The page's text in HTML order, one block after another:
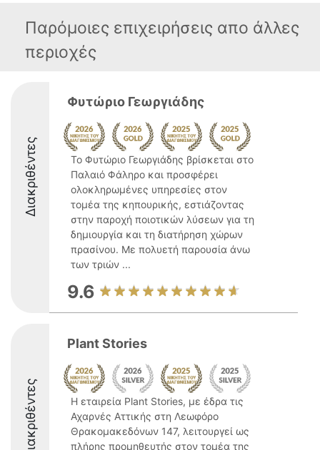
Παρόμοιες επιχειρήσεις απο άλλες
περιοχές
Διακριθέντες
Φυτώριο Γεωργιάδης
Το Φυτώριο Γεωργιάδης βρίσκεται στο
Παλαιό Φάληρο και προσφέρει
ολοκληρωμένες υπηρεσίες στον
τομέα της κηπουρικής, εστιάζοντας
στην παροχή ποιοτικών λύσεων για τη
δημιουργία και τη διατήρηση χώρων
πρασίνου. Με πολυετή παρουσία άνω
των τριών ...
9.6
Διακριθέντες
Plant Stories
Η εταιρεία Plant Stories, με έδρα τις
Αχαρνές Αττικής στη Λεωφόρο
Θρακομακεδόνων 147, λειτουργεί ως
πλήρης προμηθευτής στον τομέα της